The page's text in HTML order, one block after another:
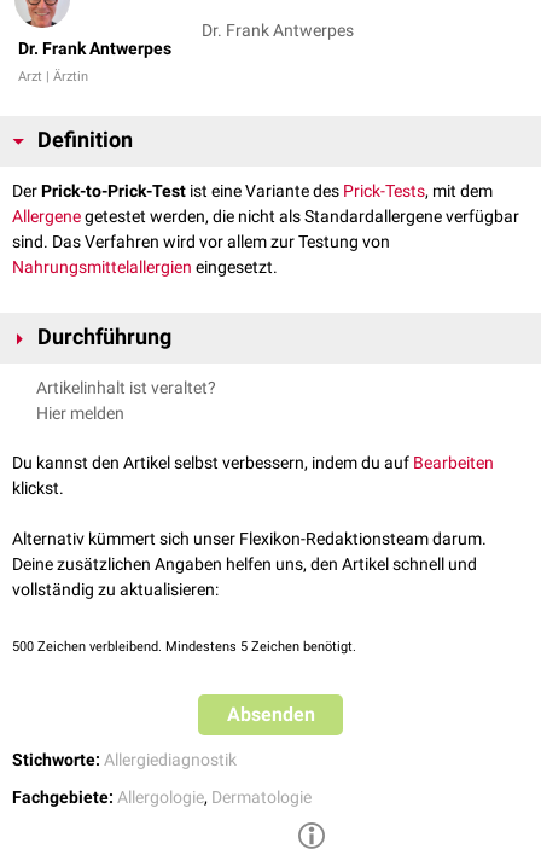
Dr. Frank Antwerpes
Arzt | Ärztin
Dr. Frank Antwerpes
Definition
DerPrick-to-Prick-Test ist eine Variante des Prick-Tests, mit dem
Allergenegetestet werden, die nicht als Standardallergene verfügbar
sind. Das Verfahren wird vor allem zur Testung von
Nahrungsmittelallergien eingesetzt.
Durchführung
Beim Prick-to-Prick-Test wird zunächst mit einer
testende Nahrungsmittel (Erdbeere, Apfel) gestochen, danach in die
Kontakt mit
Immunzellen kommt. Die Hautreaktion ( Rötung ,Quaddel
wird nach 15 bis 20 Minuten angelesen.
Artikelinhalt ist veraltet?
Hier melden
Du kannst den Artikel selbst verbessern, indem du auf Bearbeiten
klickst.
Alternativ kümmert sich unser Flexikon-Redaktionsteam darum.
Deine zusätzlichen Angaben helfen uns, den Artikel schnell und
vollständig zu aktualisieren:
500 Zeichen verbleibend. Mindestens 5 Zeichen benötigt.
Absenden
Stichworte: Allergiediagnostik
Fachgebiete: Allergologie, Dermatologie